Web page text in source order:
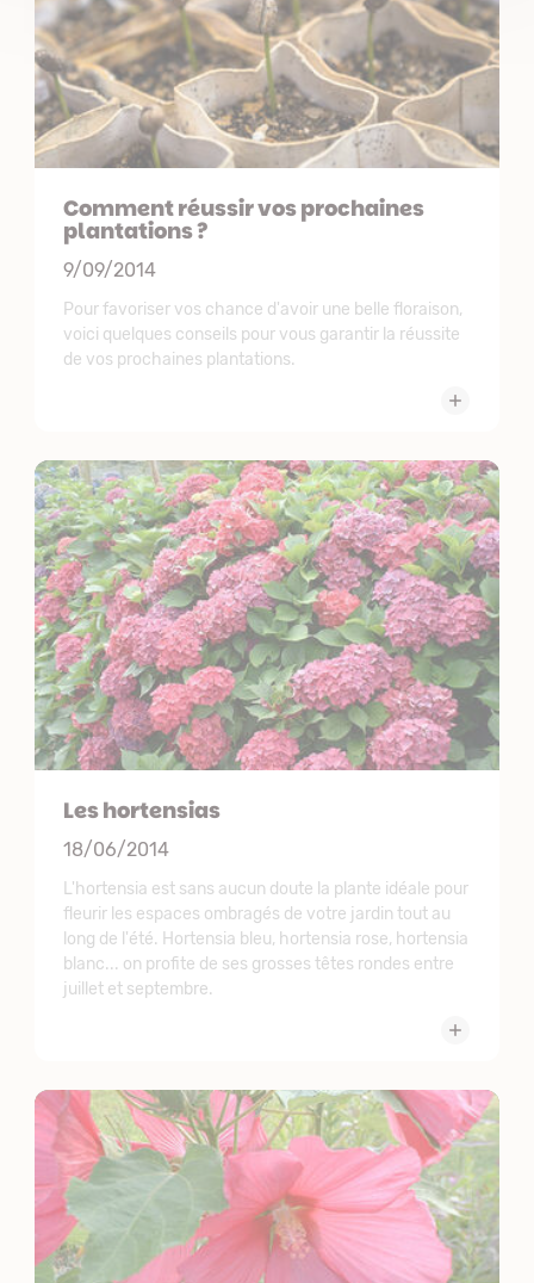
Comment réussir vos prochaines
plantations ?
9/09/2014
Pour favoriser vos chance d'avoir une belle floraison,
voici quelques conseils pour vous garantir la réussite
de vos prochaines plantations.
Les hortensias
18/06/2014
L'hortensia est sans aucun doute la plante idéale pour
fleurir les espaces ombragés de votre jardin tout au
long de l'été. Hortensia bleu, hortensia rose, hortensia
blanc... on profite de ses grosses têtes rondes entre
juillet et septembre.